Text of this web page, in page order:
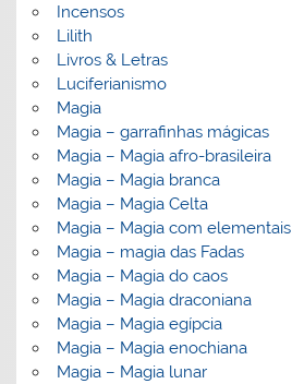
Incensos
Lilith
Livros & Letras
Luciferianismo
Magia
Magia – garrafinhas mágicas
Magia – Magia afro-brasileira
Magia – Magia branca
Magia – Magia Celta
Magia – Magia com elementais
Magia – magia das Fadas
Magia – Magia do caos
Magia – Magia draconiana
Magia – Magia egípcia
Magia – Magia enochiana
Magia – Magia lunar